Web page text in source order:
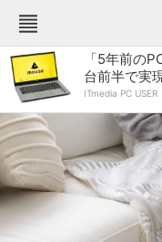
Fav-Logカテゴリー一
TOP
インテリア・収納
カメラ
キッチン用品
コンテンツ・サービス
「5年前の
台前半で実
ITmedia PC USER